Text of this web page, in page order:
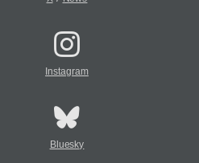
Instagram
Bluesky